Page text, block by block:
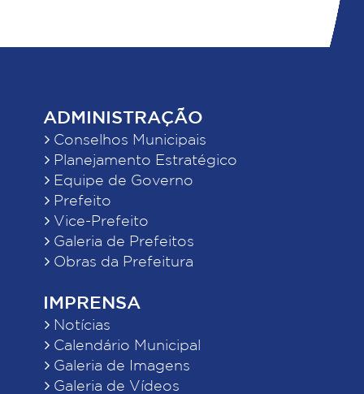
ADMINISTRAÇÃO
Conselhos Municipais
Planejamento Estratégico
Equipe de Governo
Prefeito
Vice-Prefeito
Galeria de Prefeitos
Obras da Prefeitura
IMPRENSA
Notícias
Calendário Municipal
Galeria de Imagens
Galeria de Vídeos